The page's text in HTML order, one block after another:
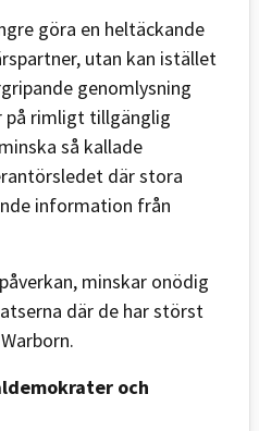
göra en heltäckande
utan kan istället
genomlysning
på rimligt tillgänglig
så kallade
där stora
information från
minskar onödig
där de har störst
och